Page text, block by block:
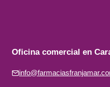
Oficina comercial en